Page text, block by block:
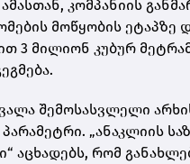
კომპანიის
მოწყობის ეტაპზე
3 მილიონ კუბურ
შემოსასვლელი
„ანაკლიის
აცხადებს, რომ